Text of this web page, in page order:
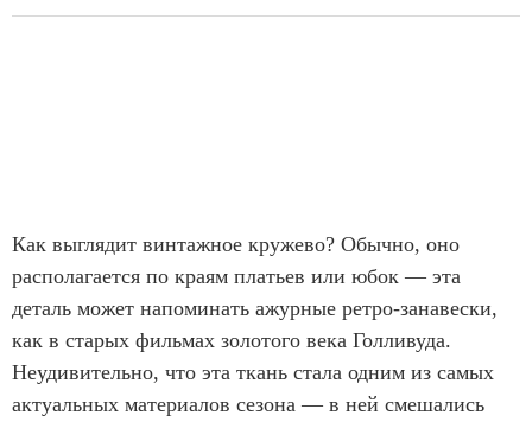
Как выглядит винтажное кружево? Обычно, оно
располагается по краям платьев или юбок — эта
деталь может напоминать ажурные ретро-занавески,
как в старых фильмах золотого века Голливуда.
Неудивительно, что эта ткань стала одним из самых
актуальных материалов сезона — в ней смешались